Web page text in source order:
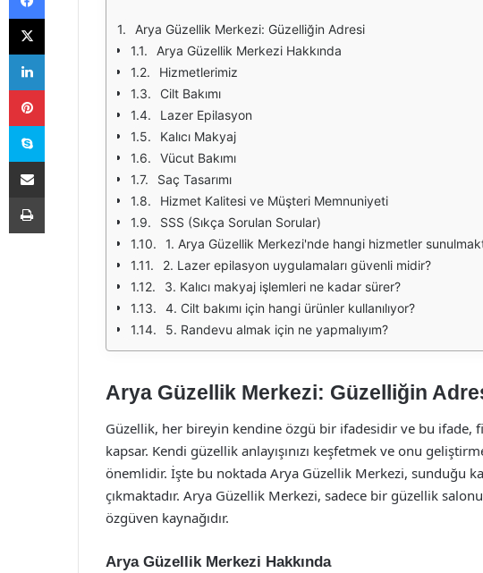
Arya Güzellik Merkezi: Güzelliğin Adresi
Arya Güzellik Merkezi Hakkında
Hizmetlerimiz
Cilt Bakımı
Lazer Epilasyon
Kalıcı Makyaj
Vücut Bakımı
Saç Tasarımı
Hizmet Kalitesi ve Müşteri Memnuniyeti
SSS (Sıkça Sorulan Sorular)
1. Arya Güzellik Merkezi'nde hangi hizmetler
2. Lazer epilasyon uygulamaları güvenli midir?
3. Kalıcı makyaj işlemleri ne kadar sürer?
4. Cilt bakımı için hangi ürünler kullanılıyor?
5. Randevu almak için ne yapmalıyım?
Arya Güzellik Merkezi: Güzelliğin
Güzellik, her bireyin kendine özgü bir ifadesidir ve bu ifade,
kapsar. Kendi güzellik anlayışınızı keşfetmek ve onu
önemlidir. İşte bu noktada Arya Güzellik Merkezi, sunduğu
çıkmaktadır. Arya Güzellik Merkezi, sadece bir güzellik
özgüven kaynağıdır.
Arya Güzellik Merkezi Hakkında
X
LinkedIn
Pinterest
Skype
E-Posta ile paylaş